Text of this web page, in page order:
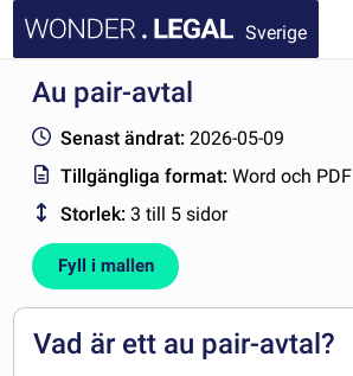
Sverige
STARTSIDA
DOKUMENT
FAQ
MITT KONTO
Au pair-avtal
Senast ändrat: 2026-05-09
Tillgängliga format:Word och PDF
Storlek: 3 till 5 sidor
Fyll i mallen
Vad är ett au pair-avtal?